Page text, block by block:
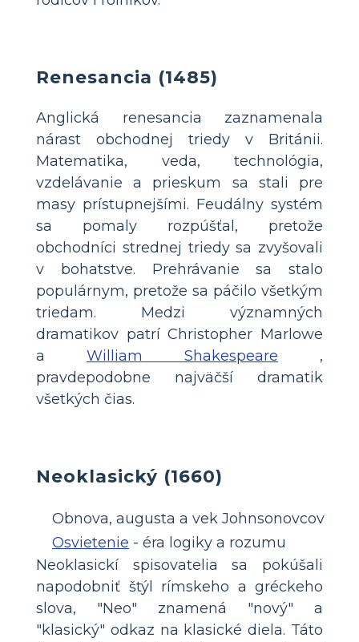
Renesancia (1485)
Anglická renesancia zaznamenala
nárast obchodnej triedy v Británii.
Matematika, veda, technológia,
vzdelávanie a prieskum sa stali pre
masy prístupnejšími. Feudálny systém
sa pomaly rozpúšťal, pretože
obchodníci strednej triedy sa zvyšovali
v bohatstve. Prehrávanie sa stalo
populárnym, pretože sa páčilo všetkým
triedam. Medzi významných
dramatikov patrí Christopher Marlowe
a William Shakespeare ,
pravdepodobne najväčší dramatik
všetkých čias.
Neoklasický (1660)
Obnova, augusta a vek Johnsonovcov
Osvietenie - éra logiky a rozumu
Neoklasickí spisovatelia sa pokúšali
napodobniť štýl rímskeho a gréckeho
slova, "Neo" znamená "nový" a
"klasický" odkaz na klasické diela. Táto